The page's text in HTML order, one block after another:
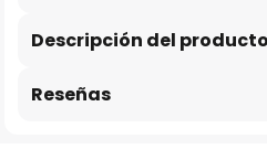
Descripción del producto
Reseñas